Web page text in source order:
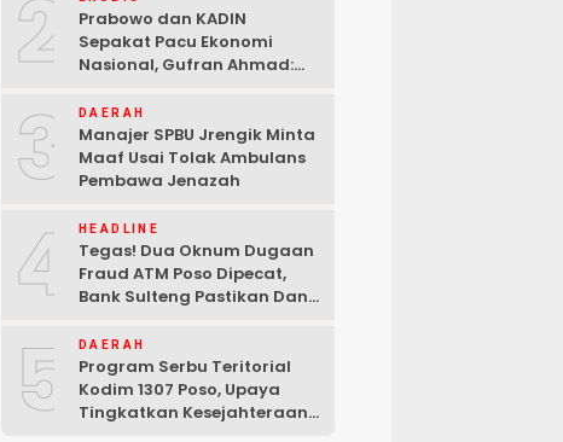
2
Prabowo dan KADIN
Sepakat Pacu Ekonomi
Nasional, Gufran Ahmad:
3 DAERAH
Manajer SPBU Jrengik Minta
Maaf Usai Tolak Ambulans
Pembawa Jenazah
4 HEADLINE
Tegas! Dua Oknum Dugaan
Fraud ATM Poso Dipecat,
Bank Sulteng Pastikan Dana
5 DAERAH
Program Serbu Teritorial
Kodim 1307 Poso, Upaya
Tingkatkan Kesejahteraan